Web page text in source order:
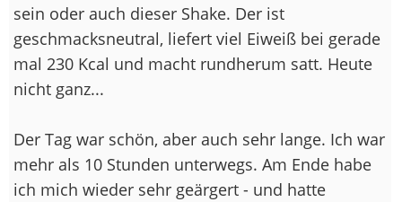
sein oder auch dieser Shake. Der ist
geschmacksneutral, liefert viel Eiweiß bei gerade
mal 230 Kcal und macht rundherum satt. Heute
nicht ganz...
Der Tag war schön, aber auch sehr lange. Ich war
mehr als 10 Stunden unterwegs. Am Ende habe
ich mich wieder sehr geärgert - und hatte